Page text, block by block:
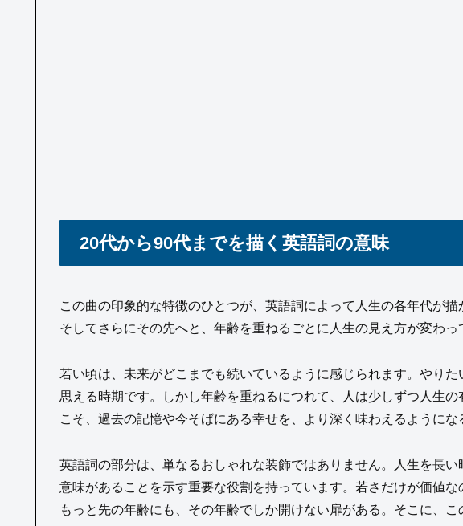
20代から90代までを描く英語詞の意味
この曲の印象的な特徴のひとつが、英語詞によって人生の各年代が描
そしてさらにその先へと、年齢を重ねるごとに人生の見え方が変わっ
若い頃は、未来がどこまでも続いているように感じられます。やり
思える時期です。しかし年齢を重ねるにつれて、人は少しずつ人生
こそ、過去の記憶や今そばにある幸せを、より深く味わえるようにな
英語詞の部分は、単なるおしゃれな装飾ではありません。人生を長
意味があることを示す重要な役割を持っています。若さだけが価値
もっと先の年齢にも、その年齢でしか開けない扉がある。そこに、こ